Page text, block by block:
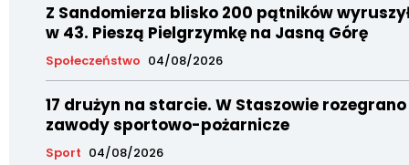
Z Sandomierza blisko 200 pątników
w 43. Pieszą Pielgrzymkę na Jasną Górę
Społeczeństwo 04/08/2026
17 drużyn na starcie. W Staszowie rozegrano
zawody sportowo-pożarnicze
Sport 04/08/2026